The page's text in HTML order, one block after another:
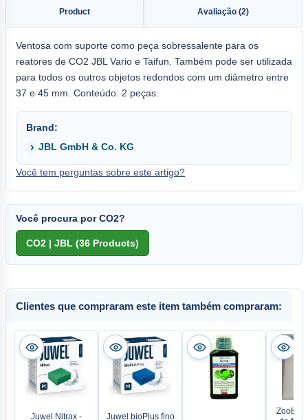
Product Avaliação (2)
Ventosa com suporte como peça sobressalente para os
reatores de CO2 JBL Vario e Taifun. Também pode ser utilizada
para todos os outros objetos redondos com um diâmetro entre
37 e 45 mm. Conteúdo: 2 peças.
Brand:
JBL GmbH & Co. KG
Você tem perguntas sobre este artigo?
Você procura por CO2?
Clientes que compraram este item também compraram:
Juwel Nitrax -
Juwel bioPlus fino